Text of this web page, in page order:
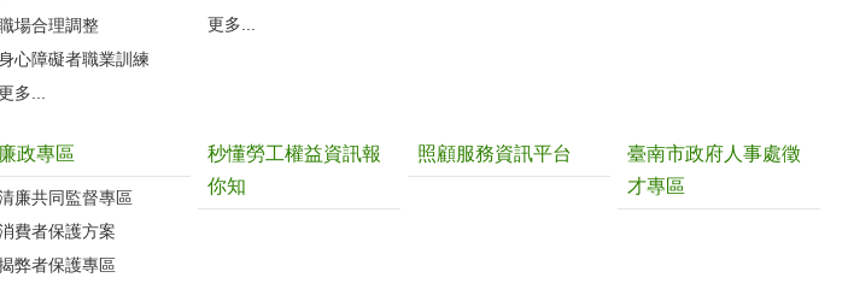
場合理調整
心障礙者職業訓練
多...
更多...
廉政專區
廉共同監督專區
費者保護方案
弊者保護專區
秒懂勞工權益資訊報
你知
照顧服務資訊平台
臺南市政府人事處徵
才專區